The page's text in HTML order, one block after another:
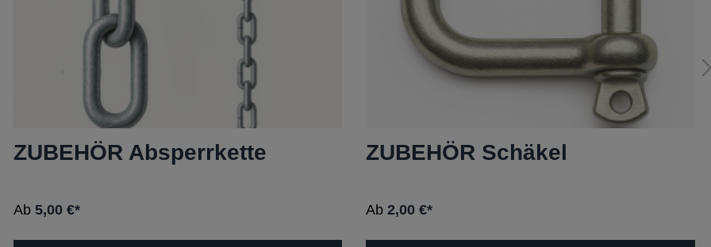
ZUBEHÖR Absperrkette
Ab 5,00 €*
ZUBEHÖR Schäkel
Ab2,00 €*